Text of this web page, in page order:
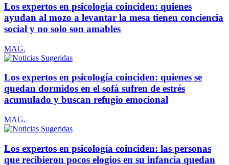
Los expertos en psicología coinciden: quienes
ayudan al mozo a levantar la mesa tienen conciencia
social y no solo son amables
MAG.
Los expertos en psicología coinciden: quienes se
quedan dormidos en el sofá sufren de estrés
acumulado y buscan refugio emocional
MAG.
Los expertos en psicología coinciden: las personas
que recibieron pocos elogios en su infancia quedan